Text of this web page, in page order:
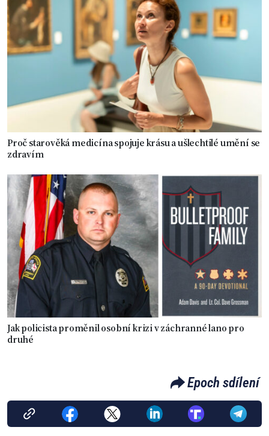
Proč starověká medicína spojuje krásu a ušlechtilé umění se
zdravím
Jak policista proměnil osobní krizi v záchranné lano pro
druhé
Epoch sdílení